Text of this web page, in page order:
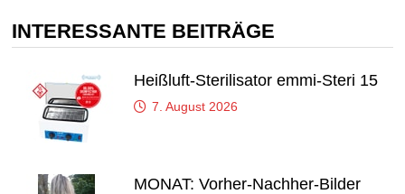
INTERESSANTE BEITRÄGE
Heißluft-Sterilisator emmi-Steri 15
7. August 2026
MONAT: Vorher-Nachher-Bilder